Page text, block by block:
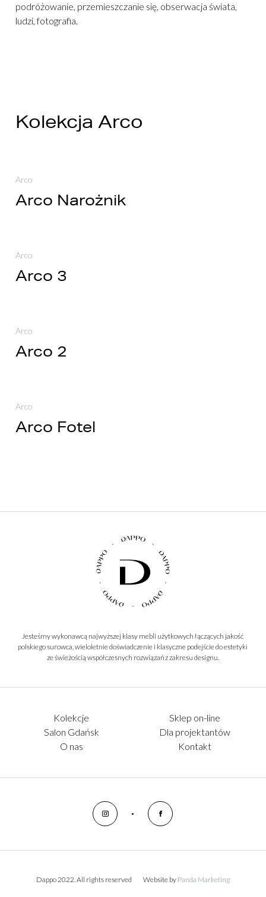
podróżowanie, przemieszczanie się, obserwacja świata,
ludzi, fotografia.
Kolekcja Arco
Arco
Arco Narożnik
Arco
Arco 3
Arco
Arco 2
Arco
Arco Fotel
Jesteśmy wykonawcą najwyższej klasy mebli użytkowych łączących jakość
polskiego surowca, wieloletnie doświadczenie i klasyczne podejście do estetyki
ze świeżością współczesnych rozwiązań z zakresu designu.
Kolekcje
Sklep on-line
Salon Gdańsk
Dla projektantów
O nas
Kontakt
Dappo 2022. All rights reserved Website by Panda Marketing